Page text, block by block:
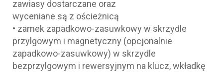
zawiasy dostarczane oraz
wyceniane są z ościeżnicą
• zamek zapadkowo-zasuwkowy w skrzydle
przylgowym i magnetyczny (opcjonalnie
zapadkowo-zasuwkowy) w skrzydle
bezprzylgowym i rewersyjnym na klucz, wkładkę